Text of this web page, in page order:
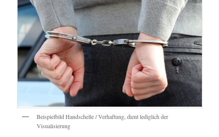
Beispielbild Handschelle / Verhaftung, dient lediglich der
Visualisierung